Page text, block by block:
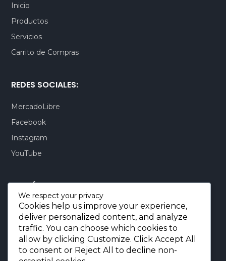
Inicio
Productos
Servicios
Carrito de Compras
REDES SOCIALES:
MercadoLibre
Facebook
Instagram
YouTube
CONTÁCTENOS:
Quito-Ecuador:+593 99 803 7777
Llamadas: +593 99 803 7777
Miami-USA: +1 (872) 295 6069
E-mail.:info@borjaimportaciones.com
We respect your privacy
Cookies help us improve your experience,
deliver personalized content, and analyze
traffic. You can choose which cookies to
allow by clicking Customize. Click Accept All
to consent or Reject All
to decline non-